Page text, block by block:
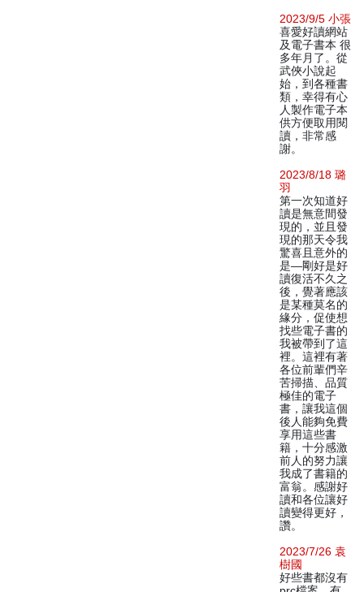
2023/9/5 小張
喜愛好讀網站
及電子書本 很
多年月了。從
武俠小說起
始，到各種書
類，幸得有心
人製作電子本
供方便取用閱
讀，非常感
謝。
2023/8/18 璐
羽
第一次知道好
讀是無意間發
現的，並且發
現的那天令我
驚喜且意外的
是—剛好是好
讀復活不久之
後，覺著應該
是某種莫名的
緣分，促使想
找些電子書的
我被帶到了這
裡。這裡有著
各位前輩們辛
苦掃描、品質
極佳的電子
書，讓我這個
後人能夠免費
享用這些書
籍，十分感激
前人的努力讓
我成了書籍的
富翁。感謝好
讀和各位讓好
讀變得更好，
讚。
2023/7/26 袁
樹國
好些書都沒有